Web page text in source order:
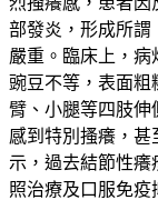
部發炎，形成所謂
嚴重。臨床上，病
豌豆不等，表面
臂、小腿等四肢伸
感到特別搔癢，甚
示，過去結節性
照治療及口服免疫